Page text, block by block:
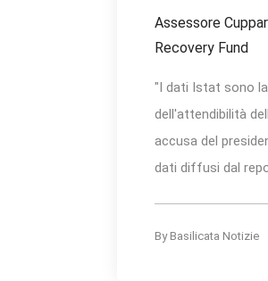
Assessore
Recovery Fund
"I dati Istat sono
dell'attendibilità
accusa del
dati diffusi dal
By Basilicata Notizie